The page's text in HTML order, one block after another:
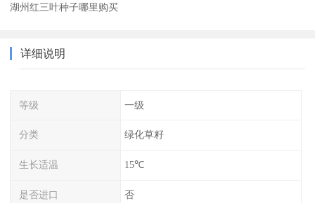
湖州红三叶种子哪里购买
详细说明
等级 一级
分类 绿化草籽
生长适温 15℃
是否进口 否